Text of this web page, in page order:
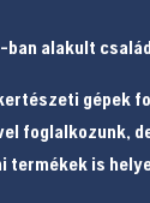
ban alakult
gépek
foglalkozunk,
termékek is